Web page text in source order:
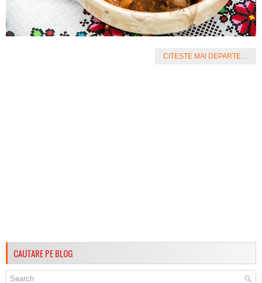
CITESTE MAI DEPARTE ...
CAUTARE PE BLOG